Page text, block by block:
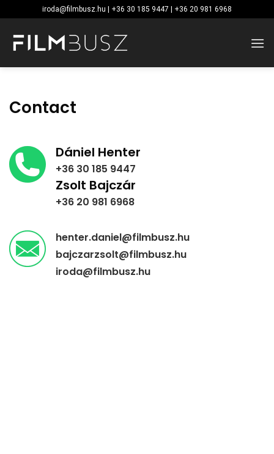
to
content
iroda@filmbusz.hu | +36 30 185 9447 | +36 20 981 6968
Contact
Dániel Henter
+36 30 185 9447
Zsolt Bajczár
+36 20 981 6968
henter.daniel@filmbusz.hu
bajczarzsolt@filmbusz.hu
iroda@filmbusz.hu